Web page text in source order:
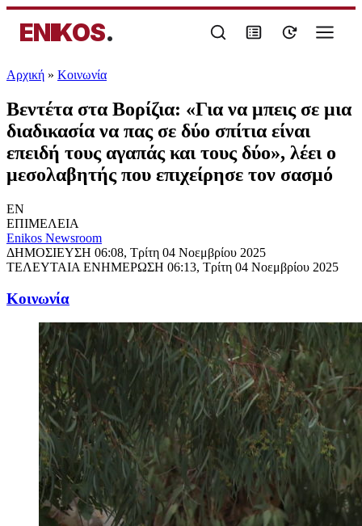
ENIKOS.
Αρχική » Κοινωνία
Βεντέτα στα Βορίζια: «Για να μπεις σε μια
διαδικασία να πας σε δύο σπίτια είναι
επειδή τους αγαπάς και τους δύο», λέει ο
μεσολαβητής που επιχείρησε τον σασμό
EN
ΕΠΙΜΕΛΕΙΑ
Enikos Newsroom
ΔΗΜΟΣΙΕΥΣΗ 06:08, Τρίτη 04 Νοεμβρίου 2025
ΤΕΛΕΥΤΑΙΑ ΕΝΗΜΕΡΩΣΗ 06:13, Τρίτη 04 Νοεμβρίου 2025
Κοινωνία